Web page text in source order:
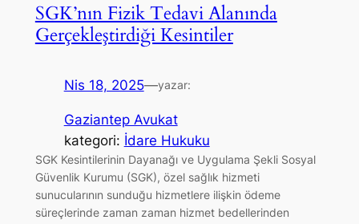
SGK’nın Fizik Tedavi Alanında
Gerçekleştirdiği Kesintiler
Nis 18, 2025—yazar:
Gaziantep Avukat
kategori: İdare Hukuku
SGK Kesintilerinin Dayanağı ve Uygulama Şekli Sosyal
Güvenlik Kurumu (SGK), özel sağlık hizmeti
sunucularının sunduğu hizmetlere ilişkin ödeme
süreçlerinde zaman zaman hizmet bedellerinden